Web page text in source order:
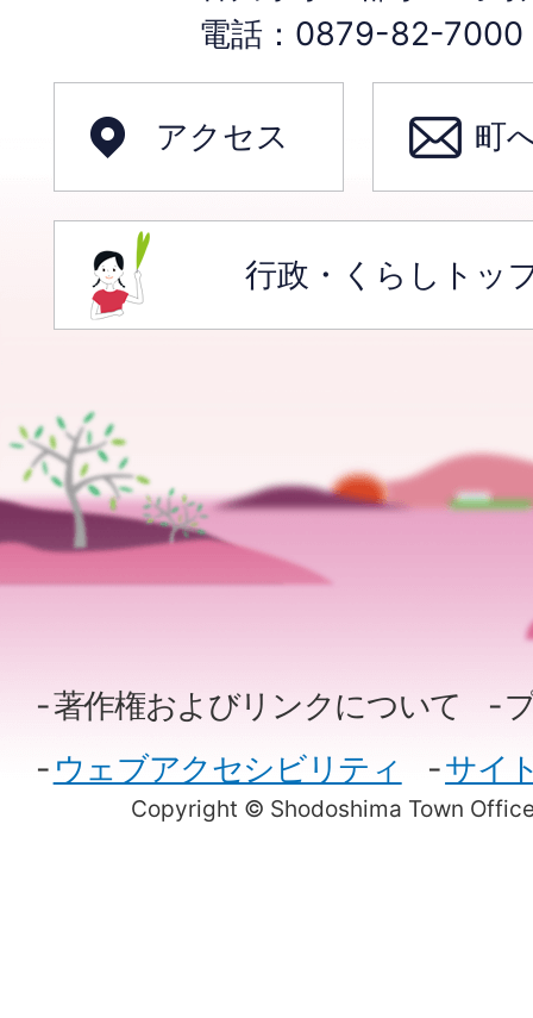
電話：0879-82-7000
アクセス 町
行政・くらしトッ
Copyright © Shodoshima Town
著作権およびリンクについて
ウェブアクセシビリティ
サイ